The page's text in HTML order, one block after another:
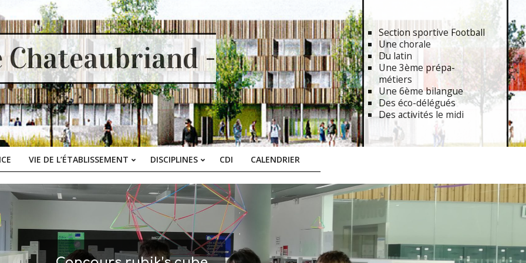
Chateaubriand -
Section sportive Football
Une chorale
Du latin
Une 3ème prépa-
métiers
Une 6ème bilangue
Des éco-délégués
Des activités le midi
Primary
Navigation
Menu
VIE DE L’ÉTABLISSEMENT DISCIPLINES CDI CALENDRIER